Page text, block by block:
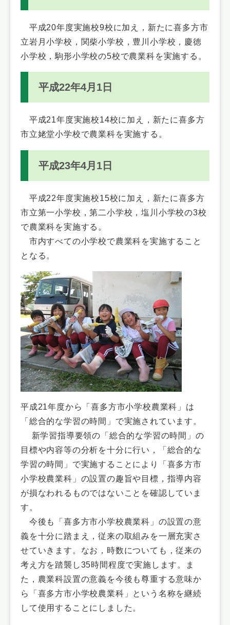
平成20年度実施校9校に加え，新たに喜多方市
立岩月小学校，関柴小学校，豊川小学校，慶徳
小学校，駒形小学校の5校で農業科を実施する。
平成22年4月1日
平成21年度実施校14校に加え，新たに喜多方
市立姥堂小学校で農業科を実施する。
平成23年4月1日
平成22年度実施校15校に加え，新たに喜多方
市立第一小学校，第二小学校，塩川小学校の3校
で農業科を実施する。
市内すべての小学校で農業科を実施すること
となる。
平成21年度から「喜多方市小学校農業科」は
「総合的な学習の時間」で実施されています。
新学習指導要領の「総合的な学習の時間」の
目標や内容等の分析を十分に行い，「総合的な
学習の時間」で実施することにより「喜多方市
小学校農業科」の設置の趣旨や目標，指導内容
が損なわれるものではないことを確認していま
す。
今後も「喜多方市小学校農業科」の設置の意
義を十分に踏まえ，従来の取組みを一層充実さ
せていきます。なお，時数についても，従来の
考え方を踏襲し35時間程度で実施します。ま
た，農業科設置の意義を今後も尊重する意味か
ら「喜多方市小学校農業科」という名称を継続
して使用することにしました。